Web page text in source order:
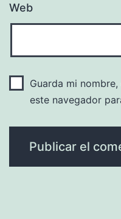
Web
Guarda mi
este navegador